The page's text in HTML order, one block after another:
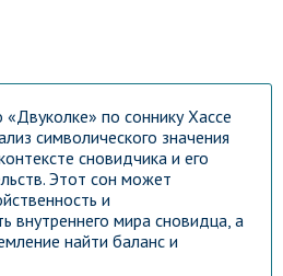
«Двуколке» по соннику Хассе
символического значения
сновидчика и его
Этот сон может
и
внутреннего мира сновидца, а
найти баланс и